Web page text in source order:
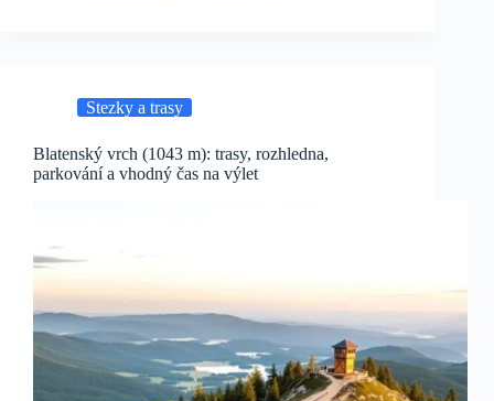
Stezky a trasy
Blatenský vrch (1043 m): trasy, rozhledna,
parkování a vhodný čas na výlet